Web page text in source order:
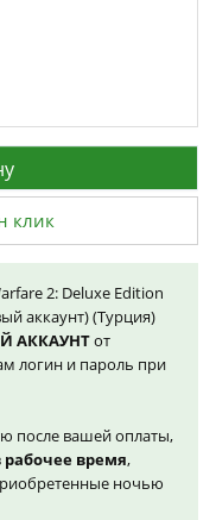
клик
2: Deluxe Edition
аккаунт) (Турция)
АККАУНТот
логин и пароль при
после вашей оплаты,
рабочее время,
ночью